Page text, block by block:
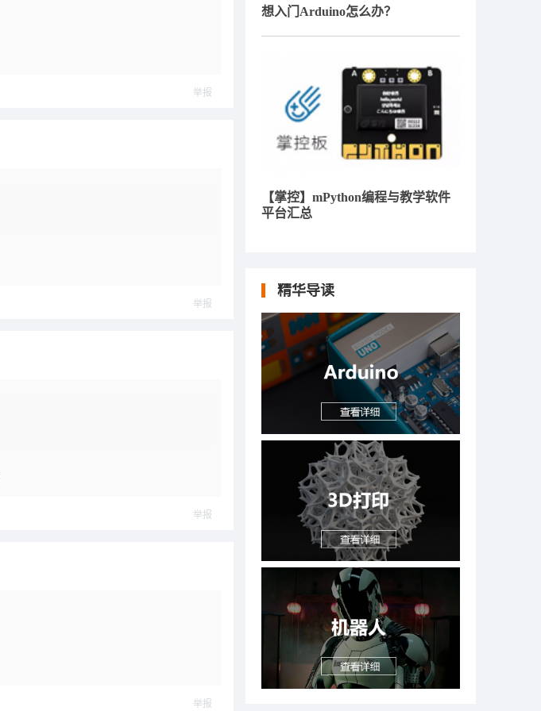
举报
举报
举报
举报
想入门Arduino怎么办？
【掌控】mPython编程与教学软件
平台汇总
精华导读